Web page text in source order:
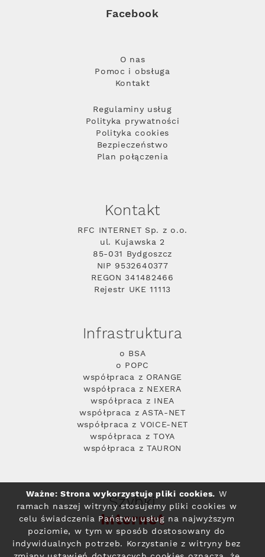
Facebook
O nas
Pomoc i obsługa
Kontakt
Regulaminy usług
Polityka prywatności
Polityka cookies
Bezpieczeństwo
Plan połączenia
Kontakt
RFC INTERNET Sp. z o.o.
ul. Kujawska 2
85-031 Bydgoszcz
NIP 9532640377
REGON 341482466
Rejestr UKE 11113
Infrastruktura
o BSA
o POPC
współpraca z ORANGE
współpraca z NEXERA
współpraca z INEA
współpraca z ASTA-NET
współpraca z VOICE-NET
współpraca z TOYA
współpraca z TAURON
Szybki
Internet
Ważne: Strona wykorzystuje pliki cookies. W
ramach naszej witryny stosujemy pliki cookies w
celu świadczenia Państwu usług na najwyższym
poziomie, w tym w sposób dostosowany do
indywidualnych potrzeb. Korzystanie z witryny bez